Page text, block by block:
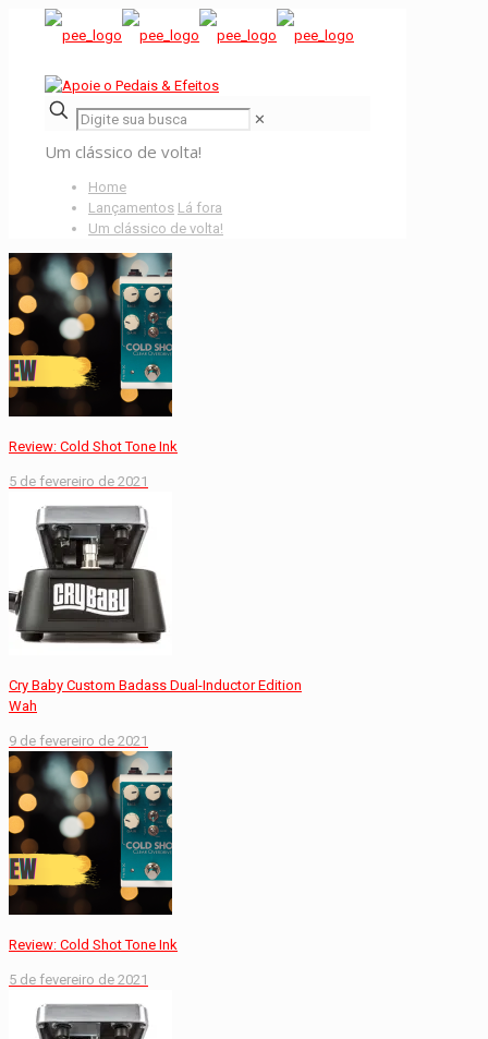
✕
Um clássico de volta!
Home
Lançamentos Lá fora
Um clássico de volta!
Review: Cold Shot Tone Ink
5 de fevereiro de 2021
Cry Baby Custom Badass Dual-Inductor Edition
Wah
9 de fevereiro de 2021
Review: Cold Shot Tone Ink
5 de fevereiro de 2021